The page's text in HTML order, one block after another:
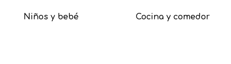
Niños y bebé Cocina y comedor